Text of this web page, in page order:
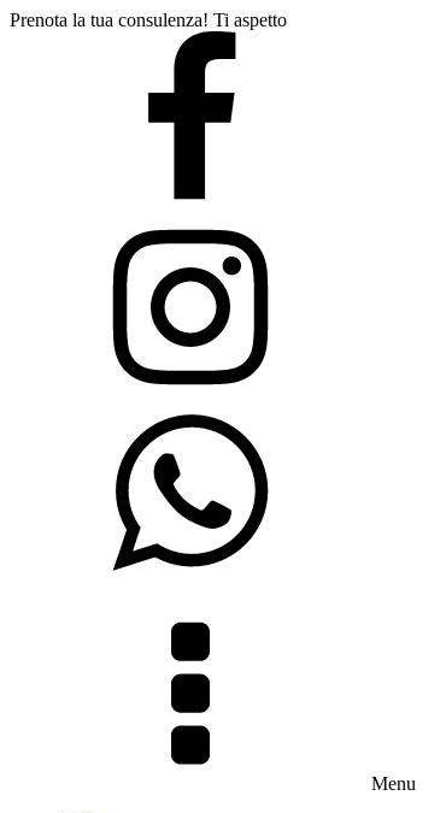
Prenota la tua consulenza! Ti aspetto
Menu